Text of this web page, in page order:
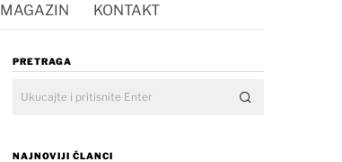
MAGAZIN KONTAKT
PRETRAGA
NAJNOVIJI ČLANCI